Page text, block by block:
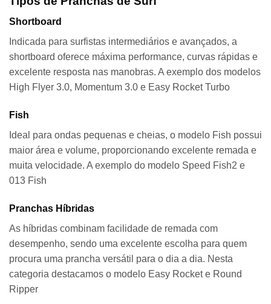
Shortboard
Indicada para surfistas intermediários e avançados, a
shortboard oferece máxima performance, curvas rápidas e
excelente resposta nas manobras. A exemplo dos modelos
High Flyer 3.0, Momentum 3.0 e Easy Rocket Turbo
Fish
Ideal para ondas pequenas e cheias, o modelo Fish possui
maior área e volume, proporcionando excelente remada e
muita velocidade. A exemplo do modelo Speed Fish2 e
013 Fish
Pranchas Híbridas
As híbridas combinam facilidade de remada com
desempenho, sendo uma excelente escolha para quem
procura uma prancha versátil para o dia a dia. Nesta
categoria destacamos o modelo Easy Rocket e Round
Ripper